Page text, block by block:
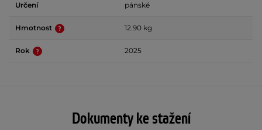
Určení pánské
Hmotnost 12.90 kg
Rok 2025
Dokumenty ke stažení